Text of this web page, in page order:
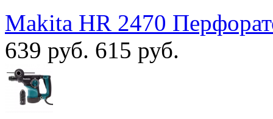
Makita HR 2470
639 руб. 615 руб.